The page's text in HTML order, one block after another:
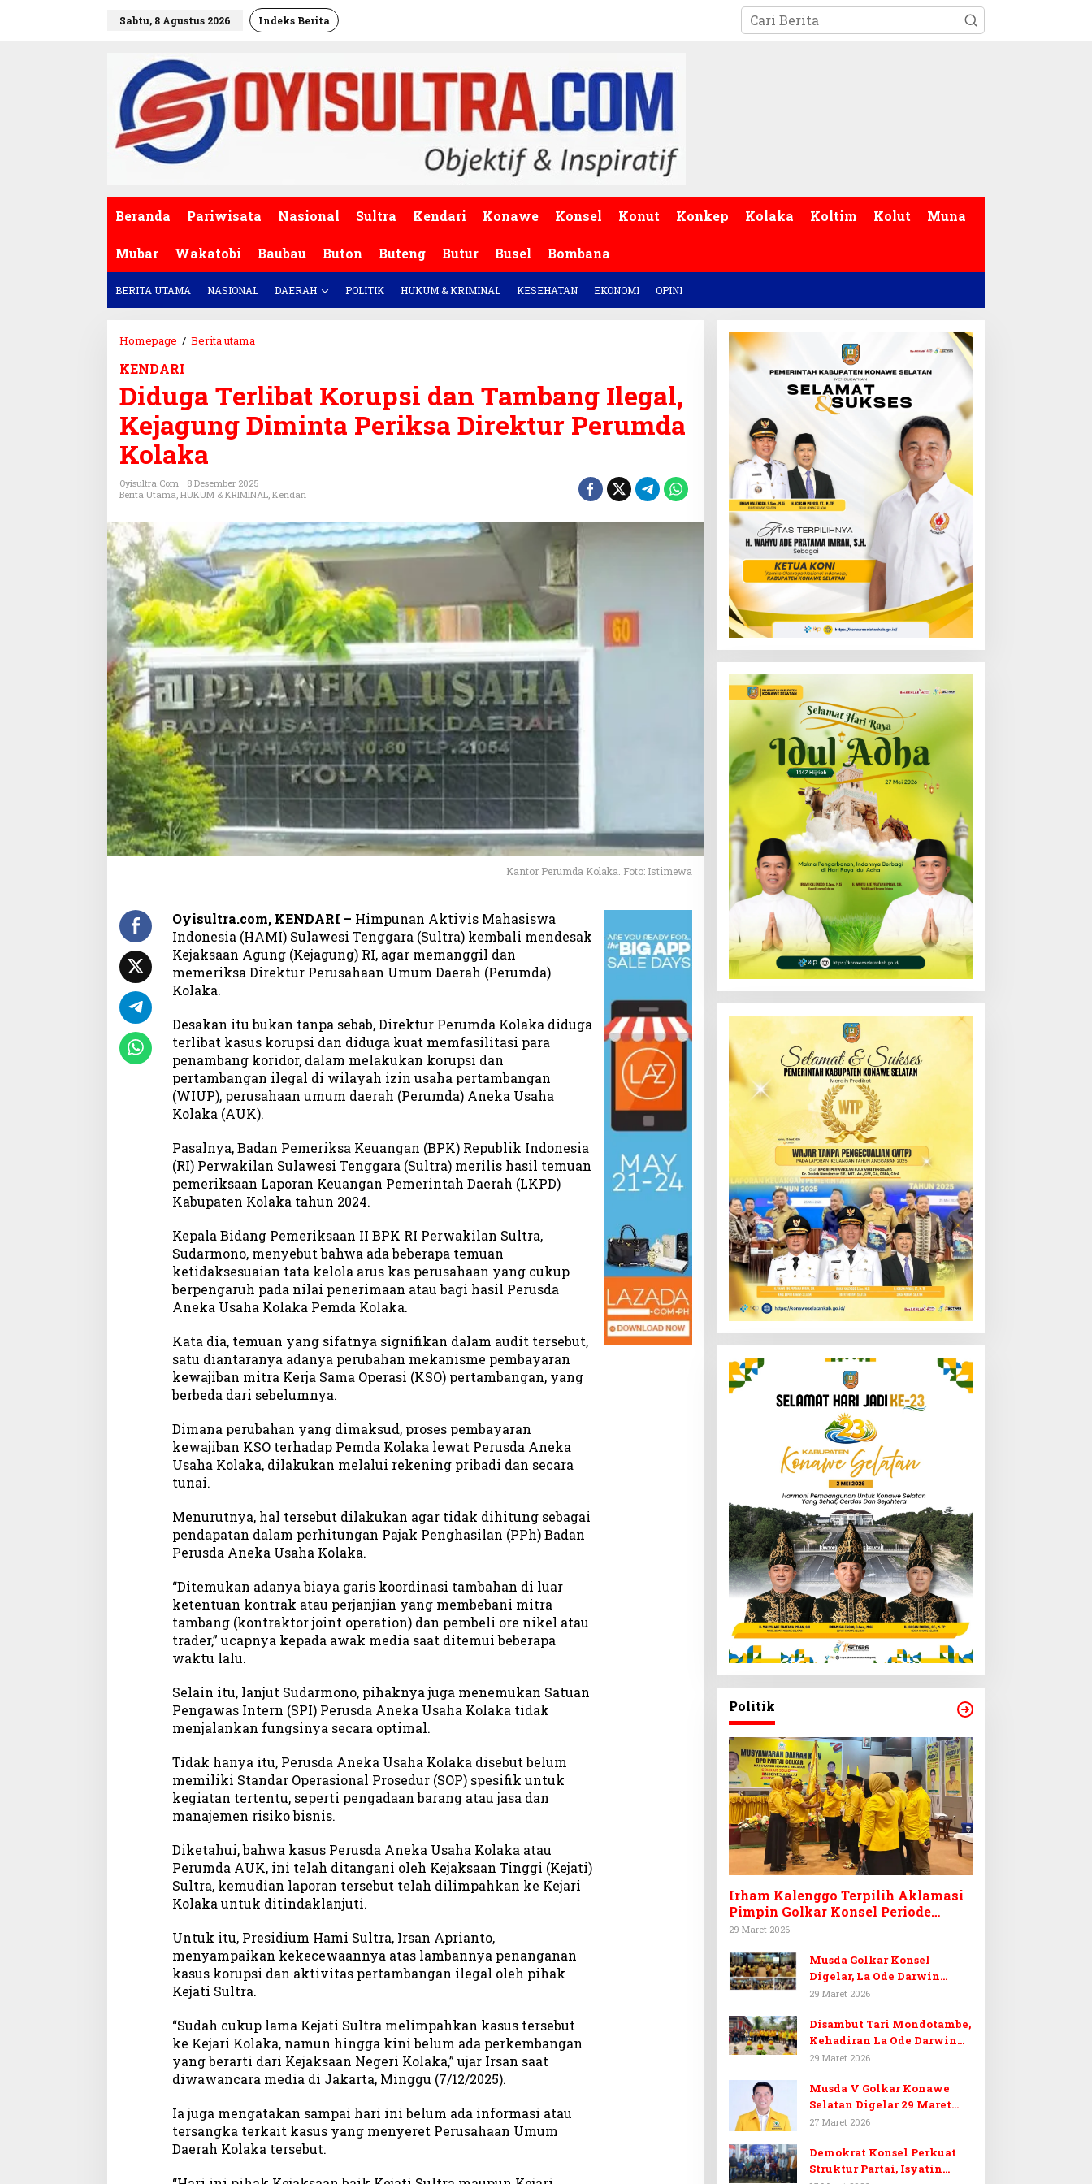
Sabtu, 8 Agustus 2026 Indeks Berita
Beranda Pariwisata Nasional Sultra Kendari Konawe Konsel Konut Konkep Kolaka Koltim Kolut Muna
Mubar Wakatobi Baubau Buton Buteng Butur Busel Bombana
BERITA UTAMA NASIONAL DAERAH POLITIK HUKUM & KRIMINAL KESEHATAN EKONOMI OPINI
Homepage / Berita utama
u
g
a
T
l
i
b
a
t
K
o
r
u
p
s
i
a
n
T
a
m
a
g
I
l
l
,
K
e
g
u
n
D
i
m
n
t
a
P
r
i
k
a
D
r
e
k
t
r
P
e
m
d
a
K
l
a
k
a
KENDARI
Diduga Terlibat Korupsi dan Tambang Ilegal,
Kejagung Diminta Periksa Direktur Perumda
Kolaka
Oyisultra.com
8 Desember 2025
Berita Utama, HUKUM & KRIMINAL, Kendari
Kantor Perumda Kolaka. Foto: Istimewa
Oyisultra.com, KENDARI – Himpunan Aktivis Mahasiswa
Indonesia (HAMI) Sulawesi Tenggara (Sultra) kembali mendesak
Kejaksaan Agung (Kejagung) RI, agar memanggil dan
memeriksa Direktur Perusahaan Umum Daerah (Perumda)
Kolaka.
Desakan itu bukan tanpa sebab, Direktur Perumda Kolaka diduga
terlibat kasus korupsi dan diduga kuat memfasilitasi para
penambang koridor, dalam melakukan korupsi dan
pertambangan ilegal di wilayah izin usaha pertambangan
(WIUP), perusahaan umum daerah (Perumda) Aneka Usaha
Kolaka (AUK).
Pasalnya, Badan Pemeriksa Keuangan (BPK) Republik Indonesia
(RI) Perwakilan Sulawesi Tenggara (Sultra) merilis hasil temuan
pemeriksaan Laporan Keuangan Pemerintah Daerah (LKPD)
Kabupaten Kolaka tahun 2024.
Kepala Bidang Pemeriksaan II BPK RI Perwakilan Sultra,
Sudarmono, menyebut bahwa ada beberapa temuan
ketidaksesuaian tata kelola arus kas perusahaan yang cukup
berpengaruh pada nilai penerimaan atau bagi hasil Perusda
Aneka Usaha Kolaka Pemda Kolaka.
Kata dia, temuan yang sifatnya signifikan dalam audit tersebut,
satu diantaranya adanya perubahan mekanisme pembayaran
kewajiban mitra Kerja Sama Operasi (KSO) pertambangan, yang
berbeda dari sebelumnya.
Dimana perubahan yang dimaksud, proses pembayaran
kewajiban KSO terhadap Pemda Kolaka lewat Perusda Aneka
Usaha Kolaka, dilakukan melalui rekening pribadi dan secara
tunai.
Menurutnya, hal tersebut dilakukan agar tidak dihitung sebagai
pendapatan dalam perhitungan Pajak Penghasilan (PPh) Badan
Perusda Aneka Usaha Kolaka.
“Ditemukan adanya biaya garis koordinasi tambahan di luar
ketentuan kontrak atau perjanjian yang membebani mitra
tambang (kontraktor joint operation) dan pembeli ore nikel atau
trader,” ucapnya kepada awak media saat ditemui beberapa
waktu lalu.
Selain itu, lanjut Sudarmono, pihaknya juga menemukan Satuan
Pengawas Intern (SPI) Perusda Aneka Usaha Kolaka tidak
menjalankan fungsinya secara optimal.
Tidak hanya itu, Perusda Aneka Usaha Kolaka disebut belum
memiliki Standar Operasional Prosedur (SOP) spesifik untuk
kegiatan tertentu, seperti pengadaan barang atau jasa dan
manajemen risiko bisnis.
Diketahui, bahwa kasus Perusda Aneka Usaha Kolaka atau
Perumda AUK, ini telah ditangani oleh Kejaksaan Tinggi (Kejati)
Sultra, kemudian laporan tersebut telah dilimpahkan ke Kejari
Kolaka untuk ditindaklanjuti.
Untuk itu, Presidium Hami Sultra, Irsan Aprianto,
menyampaikan kekecewaannya atas lambannya penanganan
kasus korupsi dan aktivitas pertambangan ilegal oleh pihak
Kejati Sultra.
“Sudah cukup lama Kejati Sultra melimpahkan kasus tersebut
ke Kejari Kolaka, namun hingga kini belum ada perkembangan
yang berarti dari Kejaksaan Negeri Kolaka,” ujar Irsan saat
diwawancara media di Jakarta, Minggu (7/12/2025).
Ia juga mengatakan sampai hari ini belum ada informasi atau
tersangka terkait kasus yang menyeret Perusahaan Umum
Daerah Kolaka tersebut.
Politik
Irham Kalenggo Terpilih Aklamasi
Pimpin Golkar Konsel Periode
Ketiga
29 Maret 2026
Musda Golkar Konsel
Digelar, La Ode Darwin
Tekankan Soliditas Kader
Konawe Selatan
29 Maret 2026
Disambut Tari Mondotambe,
Kehadiran La Ode Darwin
Hangatkan Musda V Golkar
29 Maret 2026
Musda V Golkar Konawe
Selatan Digelar 29 Maret
2026, Dukungan Menguat
27 Maret 2026
Demokrat Konsel Perkuat
Struktur Partai, Isyatin